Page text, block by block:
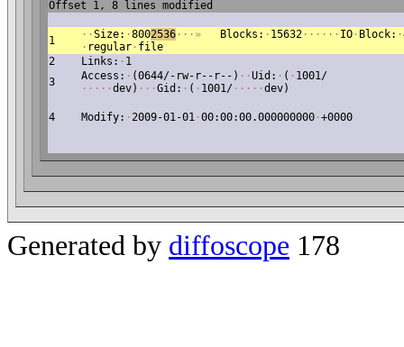
Offset 1, 8 lines modified
1 · ·Size: ·8002536 · · · » Blocks: · 15632 · · · · · · IO · Block: ·
· regular · file
2
Links: · 1
3
Access: · (0644/-rw-r--r--) · ·Uid: · ( · 1001/
· · · · ·dev) · · ·Gid: · ( · 1001/ · · · · ·dev)
4 Modify: ·2009-01-01 ·00:00:00.000000000 ·+0000
Generated by diffoscope 178